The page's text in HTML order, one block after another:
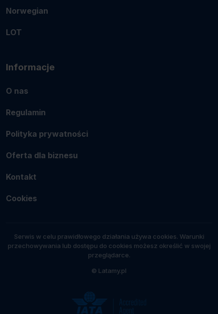
Norwegian
LOT
Informacje
O nas
Regulamin
Polityka prywatności
Oferta dla biznesu
Kontakt
Cookies
Serwis w celu prawidłowego działania używa cookies. Warunki
przechowywania lub dostępu do cookies możesz określić w swojej
przeglądarce.
© Latamy.pl